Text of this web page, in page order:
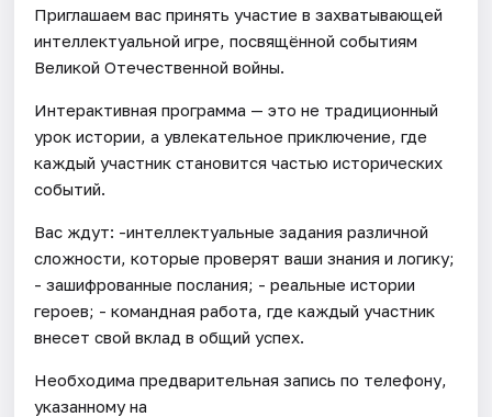
Приглашаем вас принять участие в захватывающей
интеллектуальной игре, посвящённой событиям
Великой Отечественной войны.
Интерактивная программа — это не традиционный
урок истории, а увлекательное приключение, где
каждый участник становится частью исторических
событий.
Вас ждут: -интеллектуальные задания различной
сложности, которые проверят ваши знания и логику;
- зашифрованные послания; - реальные истории
героев; - командная работа, где каждый участник
внесет свой вклад в общий успех.
Необходима предварительная запись по телефону,
указанному на